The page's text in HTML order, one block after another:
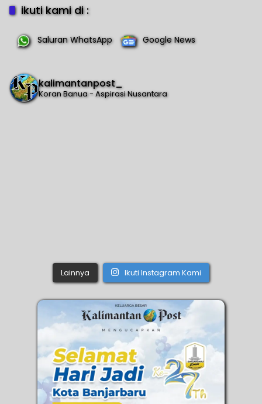
ikuti kami di :
Saluran WhatsApp Google News
kalimantanpost_
Koran Banua - Aspirasi Nusantara
Lainnya Ikuti Instagram Kami